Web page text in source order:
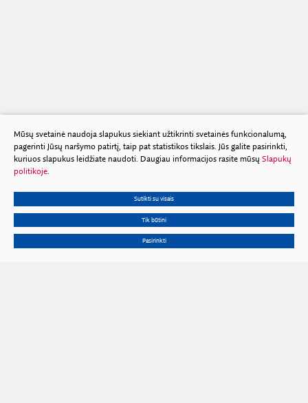
Mūsų svetainė naudoja slapukus siekiant užtikrinti svetainės funkcionalumą,
pagerinti Jūsų naršymo patirtį, taip pat statistikos tikslais. Jūs galite pasirinkti,
kuriuos slapukus leidžiate naudoti. Daugiau informacijos rasite mūsų Slapukų
politikoje.
Sutikti su visais
Tik būtini
Pasirinkti